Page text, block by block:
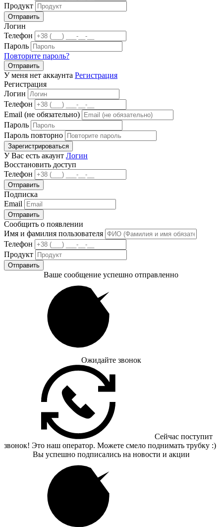
Продукт
Отправить
Логин
Телефон
Пароль
Повторите пароль?
Отправить
У меня нет аккаунта Регистрация
Регистрация
Логин
Телефон
Email (не обязательно)
Пароль
Пароль повторно
Зарегистрироваться
У Вас есть акаунт Логин
Восстановить доступ
Телефон
Отправить
Подписка
Email
Отправить
Сообщить о появлении
Имя и фамилия пользователя
Телефон
Продукт
Отправить
Ваше сообщение успешно отправленно
Ожидайте звонок
Сейчас поступит
звонок! Это наш оператор. Можете смело поднимать трубку :)
Вы успешно подписались на новости и акции